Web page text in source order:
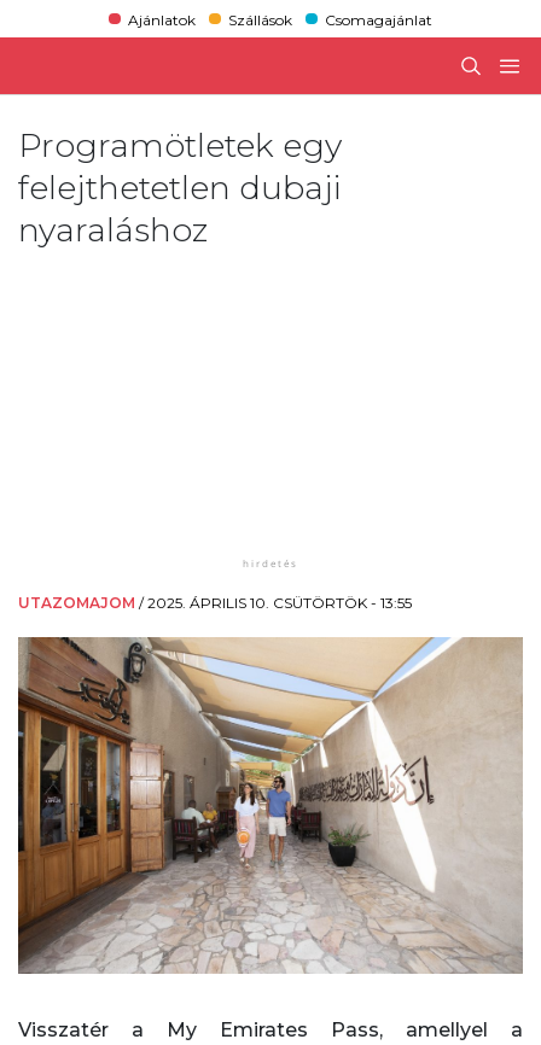
Ajánlatok Szállások Csomagajánlat
Programötletek egy
felejthetetlen dubaji
nyaraláshoz
UTAZOMAJOM /2025. ÁPRILIS 10. CSÜTÖRTÖK - 13:55
Visszatér a My Emirates Pass, amellyel a